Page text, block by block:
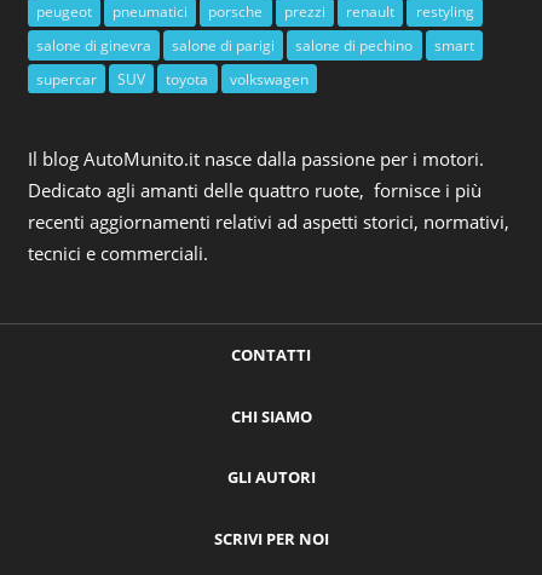
peugeot
pneumatici porsche prezzi renault
restyling
salone di ginevra
salone di parigi salone di pechino
smart
supercar
SUV toyota volkswagen
Il blog AutoMunito.it nasce dalla passione per i motori.
Dedicato agli amanti delle quattro ruote, fornisce i più
recenti aggiornamenti relativi ad aspetti storici, normativi,
tecnici e commerciali.
CONTATTI
CHI SIAMO
GLI AUTORI
SCRIVI PER NOI